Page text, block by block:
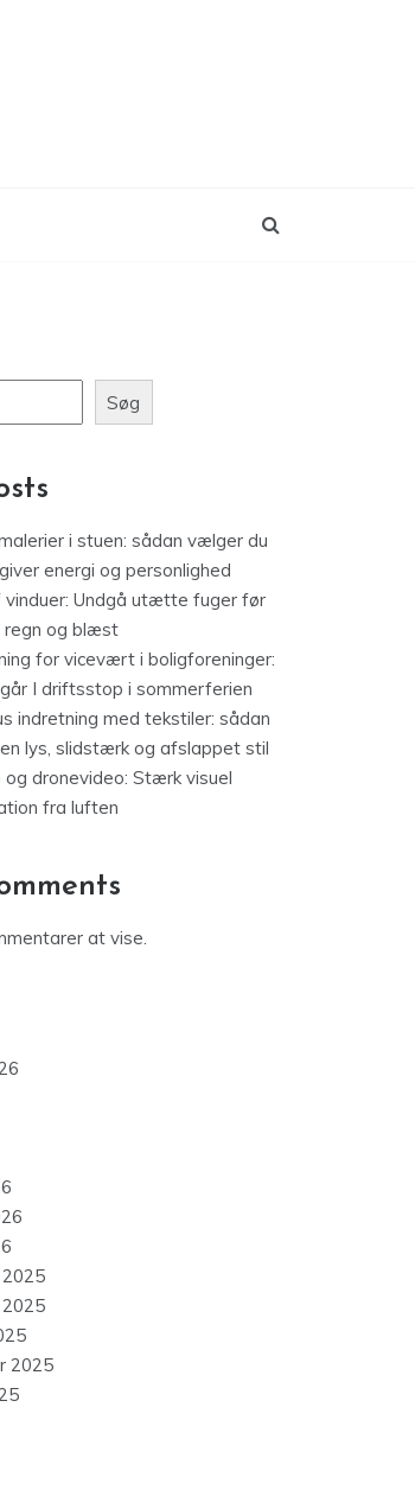
Søg
i stuen: sådan vælger du
energi og personlighed
vinduer: Undgå utætte fuger før
og blæst
for vicevært i boligforeninger:
I driftsstop i sommerferien
indretning med tekstiler: sådan
lys, slidstærk og afslappet stil
dronevideo: Stærk visuel
fra luften
at vise.
2025